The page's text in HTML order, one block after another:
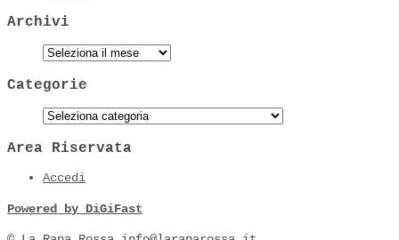
Archivi
Categorie
Area Riservata
Accedi
Powered by DiGiFast